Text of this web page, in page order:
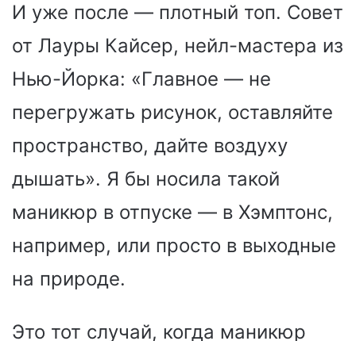
И уже после — плотный топ. Совет
от Лауры Кайсер, нейл-мастера из
Нью-Йорка: «Главное — не
перегружать рисунок, оставляйте
пространство, дайте воздуху
дышать». Я бы носила такой
маникюр в отпуске — в Хэмптонс,
например, или просто в выходные
на природе.
Это тот случай, когда маникюр